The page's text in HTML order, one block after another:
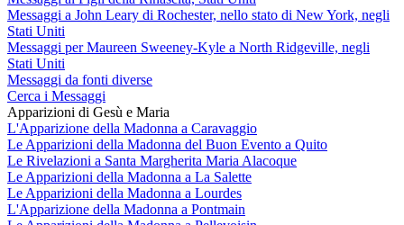
Messaggi a John Leary di Rochester, nello stato di New York, negli
Stati Uniti
Messaggi per Maureen Sweeney-Kyle a North Ridgeville, negli
Stati Uniti
Messaggi da fonti diverse
Cerca i Messaggi
Apparizioni di Gesù e Maria
L'Apparizione della Madonna a Caravaggio
Le Apparizioni della Madonna del Buon Evento a Quito
Le Rivelazioni a Santa Margherita Maria Alacoque
Le Apparizioni della Madonna a La Salette
Le Apparizioni della Madonna a Lourdes
L'Apparizione della Madonna a Pontmain